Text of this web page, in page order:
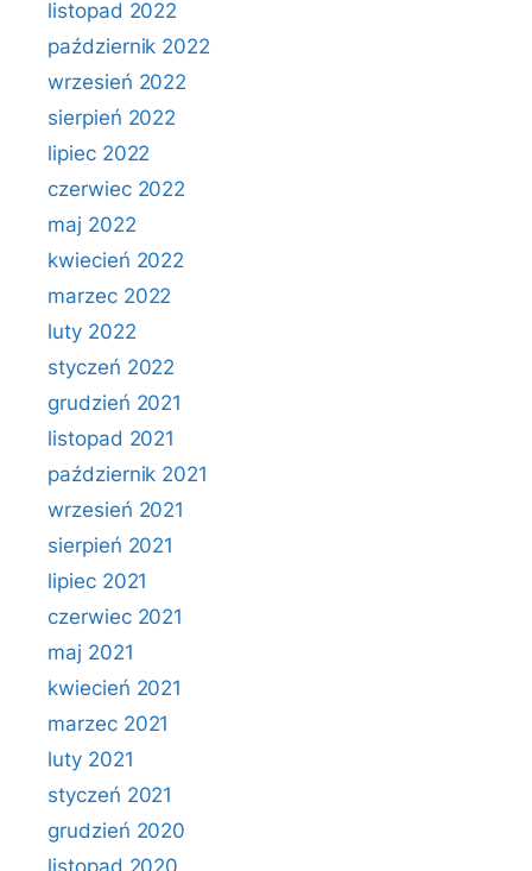
listopad 2022
październik 2022
wrzesień 2022
sierpień 2022
lipiec 2022
czerwiec 2022
maj 2022
kwiecień 2022
marzec 2022
luty 2022
styczeń 2022
grudzień 2021
listopad 2021
październik 2021
wrzesień 2021
sierpień 2021
lipiec 2021
czerwiec 2021
maj 2021
kwiecień 2021
marzec 2021
luty 2021
styczeń 2021
grudzień 2020
listopad 2020